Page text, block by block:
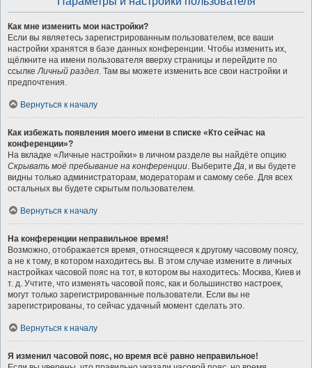
Как мне изменить мои настройки?
Если вы являетесь зарегистрированным пользователем, все ваши
настройки хранятся в базе данных конференции. Чтобы изменить их,
щёлкните на имени пользователя вверху страницы и перейдите по
ссылкеЛичный раздел. Там вы можете изменить все свои настройки и
предпочтения.
Вернуться к началу
Как избежать появления моего имени в списке «Кто сейчас на
конференции»?
На вкладке «Личные настройки» в личном разделе вы найдёте опцию
Скрывать моё пребывание на конференции. ВыберитеДа, и вы будете
видны только администраторам, модераторам и самому себе. Для всех
остальных вы будете скрытым пользователем.
Вернуться к началу
На конференции неправильное время!
Возможно, отображается время, относящееся к другому часовому поясу,
а не к тому, в котором находитесь вы. В этом случае измените в личных
настройках часовой пояс на тот, в котором вы находитесь: Москва, Киев и
т. д. Учтите, что изменять часовой пояс, как и большинство настроек,
могут только зарегистрированные пользователи. Если вы не
зарегистрированы, то сейчас удачный момент сделать это.
Вернуться к началу
Я изменил часовой пояс, но время всё равно неправильное!